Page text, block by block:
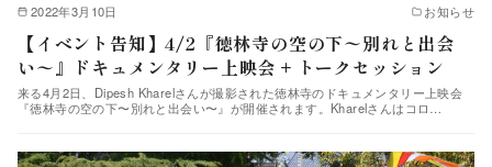
2022年3月10日 お知らせ
【イベント告知】4/2『徳林寺の空の下〜別れと出会
い〜』ドキュメンタリー上映会 + トークセッション
来る4月2日、Dipesh Kharelさんが撮影された徳林寺のドキュメンタリー上映会
『徳林寺の空の下〜別れと出会い〜』が開催されます。Kharelさんはコロ…